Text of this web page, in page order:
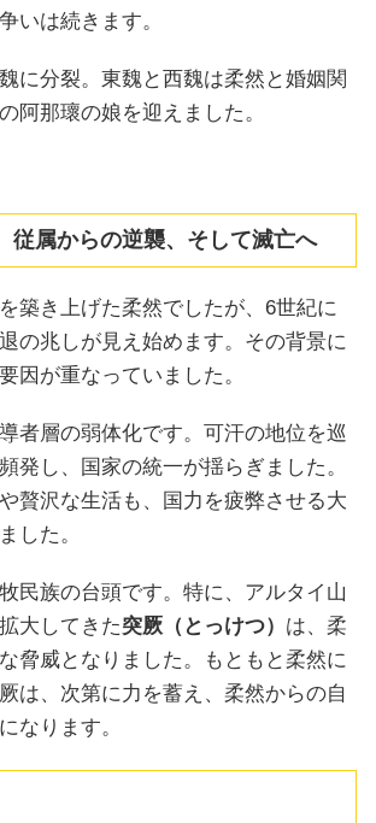
いは続きます。
に分裂。東魏と西魏は柔然と婚姻関
阿那瓌の娘を迎えました。
従属からの逆襲、そして滅亡へ
築き上げた柔然でしたが、6世紀に
の兆しが見え始めます。その背景に
因が重なっていました。
者層の弱体化です。可汗の地位を巡
発し、国家の統一が揺らぎました。
贅沢な生活も、国力を疲弊させる大
した。
民族の台頭です。特に、アルタイ山
大してきた突厥（とっけつ） は、柔
脅威となりました。もともと柔然に
は、次第に力を蓄え、柔然からの自
なります。